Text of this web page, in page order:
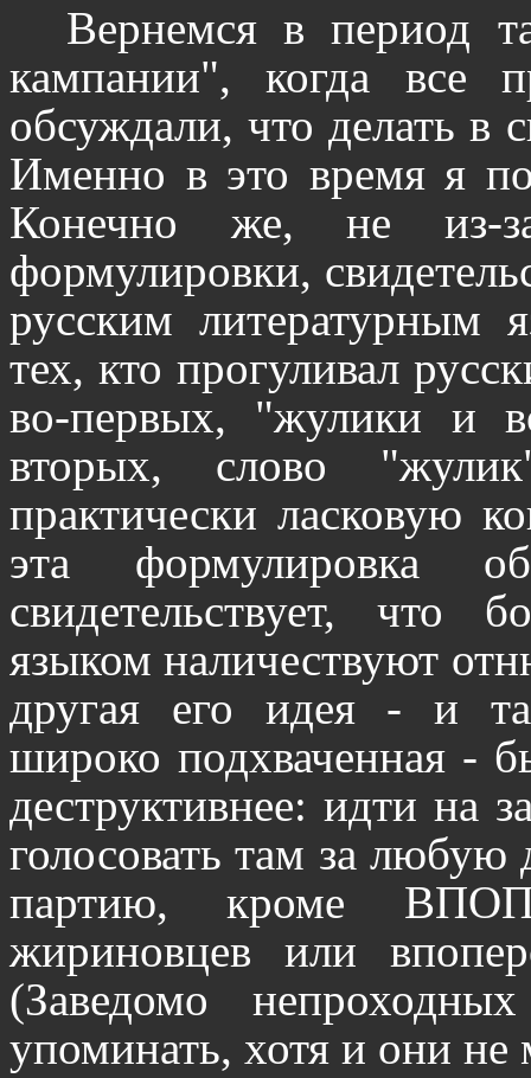
Вернемся в период
кампании", когда все
обсуждали, что делать в
Именно в это время я
Конечно же, не из-
формулировки,
русским литературным
тех, кто прогуливал
во-первых, "жулики и
вторых, слово
практически ласковую
эта формулировка
свидетельствует,
языком наличествуют
другая его идея - и
широко подхваченная -
деструктивнее: идти на
голосовать там за
партию, кроме
жириновцев или
(Заведомо
упоминать, хотя и они